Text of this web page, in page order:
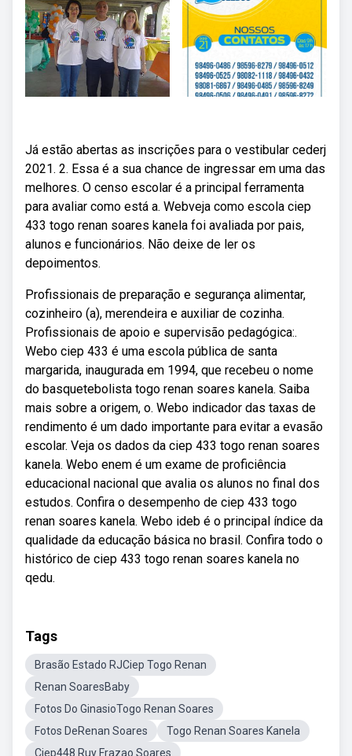
Já estão abertas as inscrições para o vestibular cederj
2021. 2. Essa é a sua chance de ingressar em uma das
melhores. O censo escolar é a principal ferramenta
para avaliar como está a. Webveja como escola ciep
433 togo renan soares kanela foi avaliada por pais,
alunos e funcionários. Não deixe de ler os
depoimentos.
Profissionais de preparação e segurança alimentar,
cozinheiro (a), merendeira e auxiliar de cozinha.
Profissionais de apoio e supervisão pedagógica:.
Webo ciep 433 é uma escola pública de santa
margarida, inaugurada em 1994, que recebeu o nome
do basquetebolista togo renan soares kanela. Saiba
mais sobre a origem, o. Webo indicador das taxas de
rendimento é um dado importante para evitar a evasão
escolar. Veja os dados da ciep 433 togo renan soares
kanela. Webo enem é um exame de proficiência
educacional nacional que avalia os alunos no final dos
estudos. Confira o desempenho de ciep 433 togo
renan soares kanela. Webo ideb é o principal índice da
qualidade da educação básica no brasil. Confira todo o
histórico de ciep 433 togo renan soares kanela no
qedu.
Tags
Brasão Estado RJCiep Togo Renan
Renan SoaresBaby
Fotos Do GinasioTogo Renan Soares
Fotos DeRenan Soares
Togo Renan Soares Kanela
Ciep448 Ruy Frazao Soares